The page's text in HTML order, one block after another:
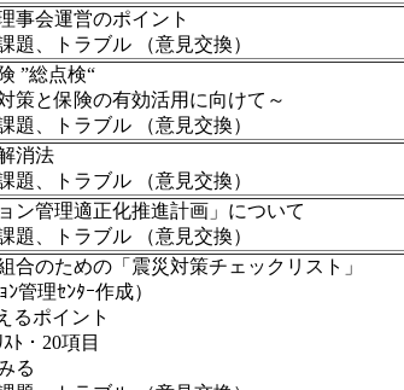
事会運営のポイント
題、トラブル （意見交換）
”総点検“
と保険の有効活用に向けて～
題、トラブル （意見交換）
消法
題、トラブル （意見交換）
ン管理適正化推進計画」について
題、トラブル （意見交換）
合のための「震災対策チェックリスト」
ｾﾝﾀｰ作成）
ポイント
・20項目
る